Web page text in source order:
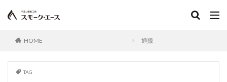
キャリオンビーフ
トリミング
軟化 乳化剤
熱くん法
HOME 通販
TAG